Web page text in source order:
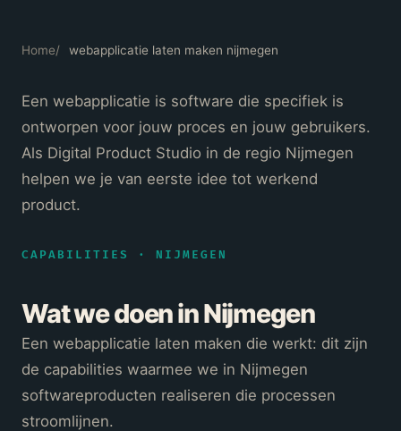
Home/ webapplicatie laten maken nijmegen
Een webapplicatie is software die specifiek is
ontworpen voor jouw proces en jouw gebruikers.
Als Digital Product Studio in de regio Nijmegen
helpen we je van eerste idee tot werkend
product.
CAPABILITIES · NIJMEGEN
Wat we doen in Nijmegen
Een webapplicatie laten maken die werkt: dit zijn
de capabilities waarmee we in Nijmegen
softwareproducten realiseren die processen
stroomlijnen.